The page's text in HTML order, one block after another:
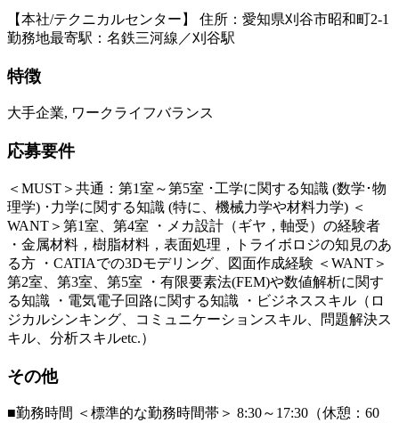
【本社/テクニカルセンター】 住所：愛知県刈谷市昭和町2-1
勤務地最寄駅：名鉄三河線／刈谷駅
特徴
大手企業, ワークライフバランス
応募要件
＜MUST＞共通：第1室～第5室 ･工学に関する知識 (数学･物
理学) ･力学に関する知識 (特に、機械力学や材料力学) ＜
WANT＞第1室、第4室 ・メカ設計（ギヤ，軸受）の経験者
・金属材料，樹脂材料，表面処理，トライボロジの知見のあ
る方 ・CATIAでの3Dモデリング、図面作成経験 ＜WANT＞
第2室、第3室、第5室 ・有限要素法(FEM)や数値解析に関す
る知識 ・電気電子回路に関する知識 ・ビジネススキル（ロ
ジカルシンキング、コミュニケーションスキル、問題解決ス
キル、分析スキルetc.）
その他
■勤務時間 ＜標準的な勤務時間帯＞ 8:30～17:30（休憩：60